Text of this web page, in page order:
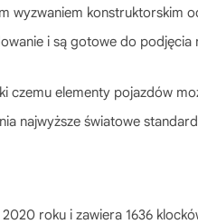
wyzwaniem konstruktorskim
i są gotowe do
czemu elementy pojazdów
najwyższe światowe
roku i zawiera 1636